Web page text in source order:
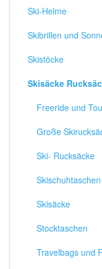
Ski-Helme
Skibrillen und
Skistöcke
Skisäcke
Freeride und
Große
Ski- Rucksäcke
Skischuhtaschen
Skisäcke
Stocktaschen
Travelbags und